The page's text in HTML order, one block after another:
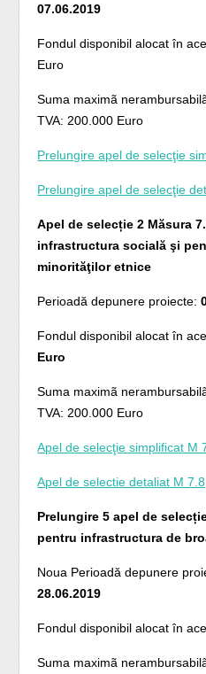
07.06.2019
Fondul disponibil alocat în
Euro
Suma maximã
TVA: 200.000 Euro
Prelungire apel de selecţie
Prelungire apel de selecţie
Apel de selecție 2 Măsura
infrastructura socială şi
minorităţilor etnice
Perioadă depunere proiecte:
Fondul disponibil alocat în
Euro
Suma maximã
TVA: 200.000 Euro
Apel de selecţie simplificat M
Apel de selectie detaliat M 7.8
Prelungire 5 apel de
pentru infrastructura de
Noua Perioadă depunere
28.06.2019
Fondul disponibil alocat în
Suma maximã